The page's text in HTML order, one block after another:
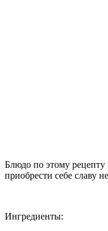
Блюдо по этому рецепту
приобрести себе славу
Ингредиенты: